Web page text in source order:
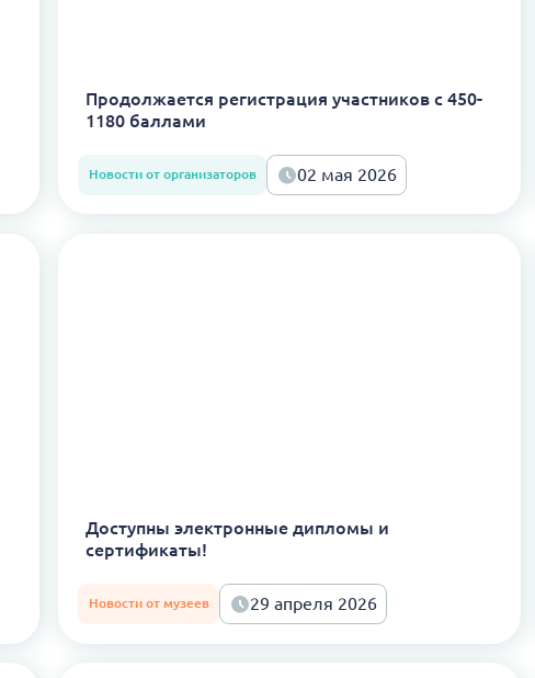
Продолжается регистрация участников с 450-
1180 баллами
Новости от организаторов 02 мая 2026
Доступны электронные дипломы и
сертификаты!
Новости от музеев 29 апреля 2026